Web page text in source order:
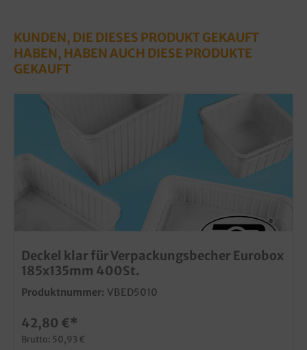
KUNDEN, DIE DIESES PRODUKT GEKAUFT
HABEN, HABEN AUCH DIESE PRODUKTE
GEKAUFT
Deckel klar für Verpackungsbecher Eurobox
185x135mm 400St.
Produktnummer: VBED5010
42,80 €*
Brutto: 50,93 €